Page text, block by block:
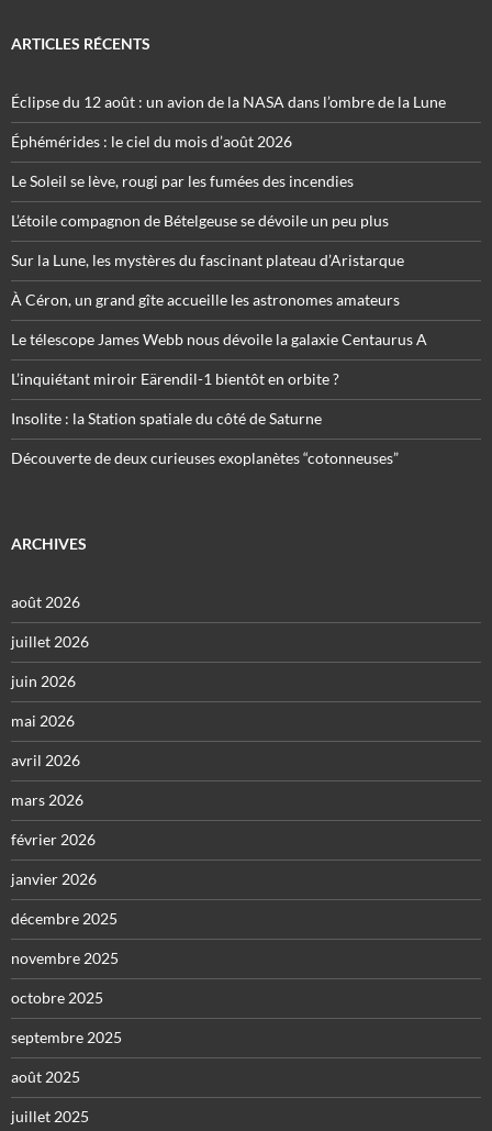
ARTICLES RÉCENTS
Éclipse du 12 août : un avion de la NASA dans l’ombre de la Lune
Éphémérides : le ciel du mois d’août 2026
Le Soleil se lève, rougi par les fumées des incendies
L’étoile compagnon de Bételgeuse se dévoile un peu plus
Sur la Lune, les mystères du fascinant plateau d’Aristarque
À Céron, un grand gîte accueille les astronomes amateurs
Le télescope James Webb nous dévoile la galaxie Centaurus A
L’inquiétant miroir Eärendil-1 bientôt en orbite ?
Insolite : la Station spatiale du côté de Saturne
Découverte de deux curieuses exoplanètes “cotonneuses”
ARCHIVES
août 2026
juillet 2026
juin 2026
mai 2026
avril 2026
mars 2026
février 2026
janvier 2026
décembre 2025
novembre 2025
octobre 2025
septembre 2025
août 2025
juillet 2025